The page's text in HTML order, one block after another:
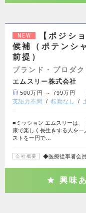
NEW
【ポジシ
候補（ポテン
前提）
ブランド・プロダ
エムスリー株式会社
500万円 ～ 799万円
英語力不問
転勤なし
■ミッション エムスリーは、
康で楽しく長生きする人を
ストを一円で…
会社概要 ◆医療従事者会
興味